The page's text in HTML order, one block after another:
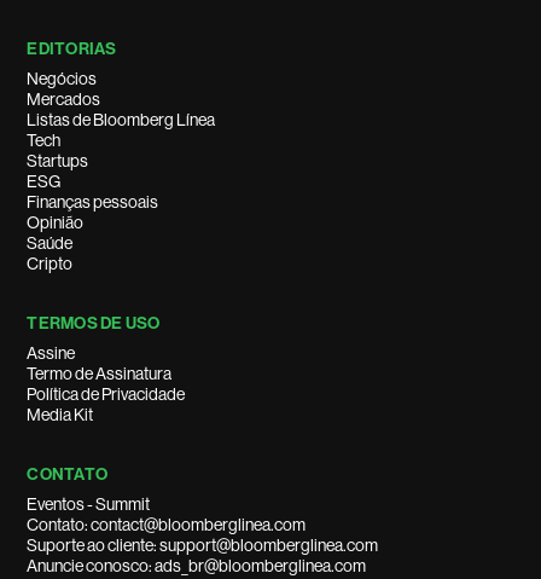
EDITORIAS
Negócios
Mercados
Listas de Bloomberg Línea
Tech
Startups
ESG
Finanças pessoais
Opinião
Saúde
Cripto
TERMOS DE USO
Assine
Termo de Assinatura
Política de Privacidade
Media Kit
CONTATO
Eventos - Summit
Contato: contact@bloomberglinea.com
Suporte ao cliente: support@bloomberglinea.com
Anuncie conosco: ads_br@bloomberglinea.com